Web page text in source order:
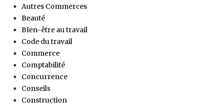
Autres Commerces
Beauté
BIen-être au travail
Code du travail
Commerce
Comptabilité
Concurrence
Conseils
Construction